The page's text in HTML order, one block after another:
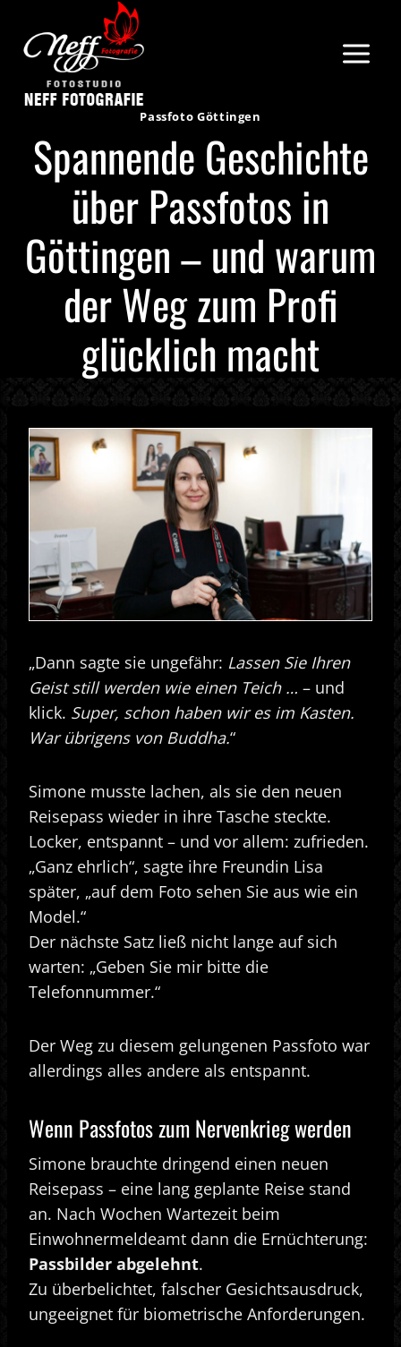
Inhalt
springen
Passfoto Göttingen
Spannende Geschichte
über Passfotos in
Göttingen – und warum
der Weg zum Profi
glücklich macht
„Dann sagte sie ungefähr: Lassen Sie Ihren
Geist still werden wie einen Teich … – und
klick. Super, schon haben wir es im Kasten.
War übrigens von Buddha.“
Simone musste lachen, als sie den neuen
Reisepass wieder in ihre Tasche steckte.
Locker, entspannt – und vor allem: zufrieden.
„Ganz ehrlich“, sagte ihre Freundin Lisa
später, „auf dem Foto sehen Sie aus wie ein
Model.“
Der nächste Satz ließ nicht lange auf sich
warten: „Geben Sie mir bitte die
Telefonnummer.“
Der Weg zu diesem gelungenen Passfoto war
allerdings alles andere als entspannt.
Wenn Passfotos zum Nervenkrieg werden
Simone brauchte dringend einen neuen
Reisepass – eine lang geplante Reise stand
an. Nach Wochen Wartezeit beim
Einwohnermeldeamt dann die Ernüchterung:
Passbilder abgelehnt.
Zu überbelichtet, falscher Gesichtsausdruck,
ungeeignet für biometrische Anforderungen.